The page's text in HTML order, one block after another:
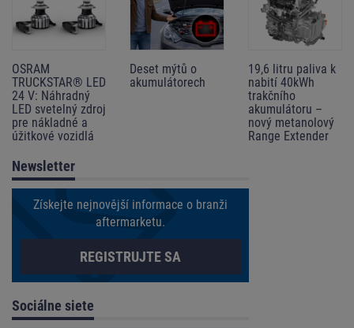
OSRAM
TRUCKSTAR® LED
24 V: Náhradný
LED svetelný zdroj
pre nákladné a
úžitkové vozidlá
Deset mýtů o
akumulátorech
19,6 litru paliva k
nabití 40kWh
trakčního
akumulátoru –
nový metanolový
Range Extender
Newsletter
Získejte nejnovější informace o branži
aftermarketu.
REGISTRUJTE SA
Sociálne siete